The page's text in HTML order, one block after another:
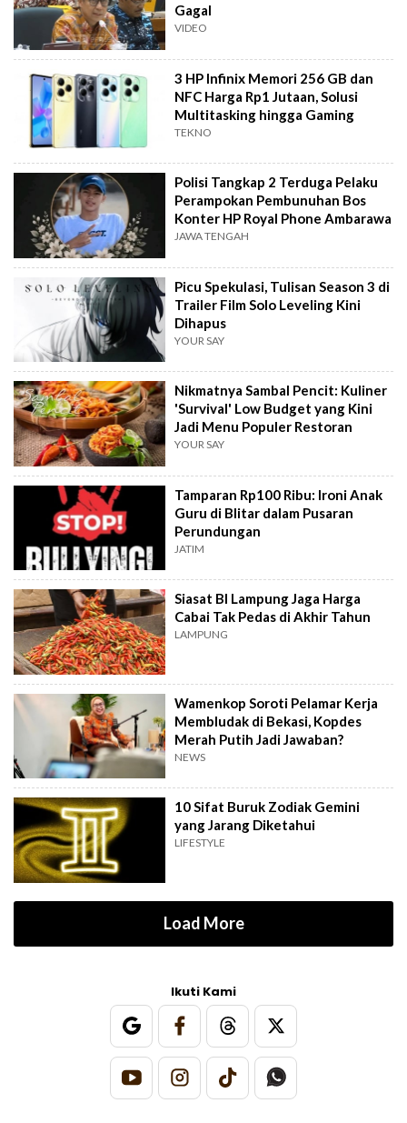
Gagal
VIDEO
3 HP Infinix Memori 256 GB dan
NFC Harga Rp1 Jutaan, Solusi
Multitasking hingga Gaming
TEKNO
Polisi Tangkap 2 Terduga Pelaku
Perampokan Pembunuhan Bos
Konter HP Royal Phone Ambarawa
JAWA TENGAH
Picu Spekulasi, Tulisan Season 3 di
Trailer Film Solo Leveling Kini
Dihapus
YOUR SAY
Nikmatnya Sambal Pencit: Kuliner
'Survival' Low Budget yang Kini
Jadi Menu Populer Restoran
YOUR SAY
Tamparan Rp100 Ribu: Ironi Anak
Guru di Blitar dalam Pusaran
Perundungan
JATIM
Siasat BI Lampung Jaga Harga
Cabai Tak Pedas di Akhir Tahun
LAMPUNG
Wamenkop Soroti Pelamar Kerja
Membludak di Bekasi, Kopdes
Merah Putih Jadi Jawaban?
NEWS
10 Sifat Buruk Zodiak Gemini
yang Jarang Diketahui
LIFESTYLE
Load More
Ikuti Kami